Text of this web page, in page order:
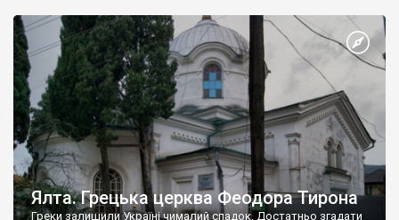
Ялта. Грецька церква Феодора Тирона
Греки залишили Україні чималий спадок. Достатньо згадати